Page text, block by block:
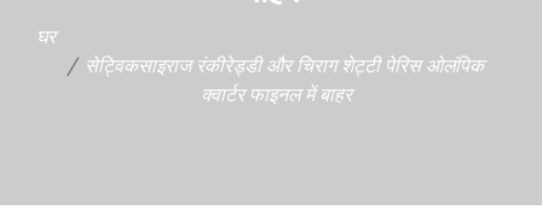
घर
सेट्विकसाइराज रंकीरेड्डी और चिराग शेट्टी पेरिस ओलंपिक
क्वार्टर फाइनल में बाहर